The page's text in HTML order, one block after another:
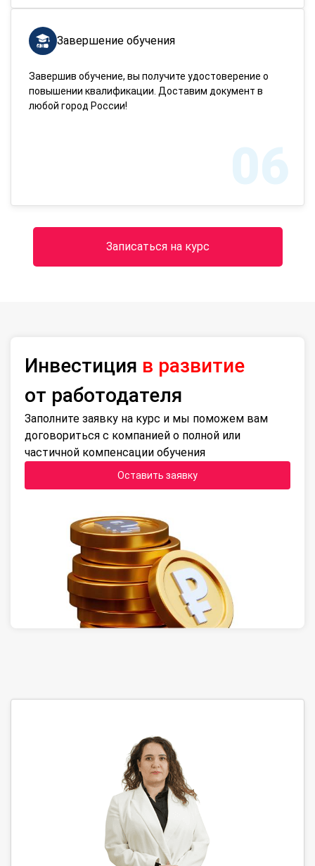
Завершение обучения
Завершив обучение, вы получите удостоверение о
повышении квалификации. Доставим документ в
любой город России!
06
Записаться на курс
Инвестиция в развитие
от работодателя
Заполните заявку на курс и мы поможем вам
договориться с компанией о полной или
частичной компенсации обучения
Оставить заявку